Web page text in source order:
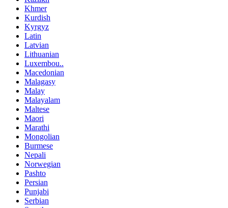
Khmer
Kurdish
Kyrgyz
Latin
Latvian
Lithuanian
Luxembou..
Macedonian
Malagasy
Malay
Malayalam
Maltese
Maori
Marathi
Mongolian
Burmese
Nepali
Norwegian
Pashto
Persian
Punjabi
Serbian